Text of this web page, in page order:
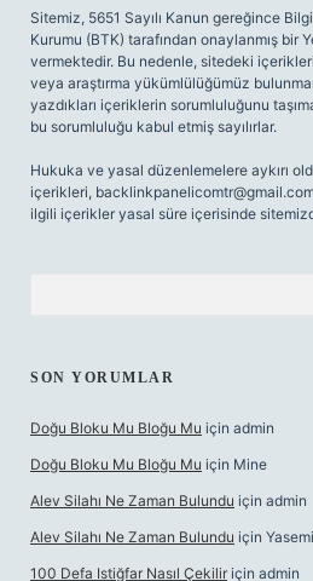
Sitemiz, 5651 Sayılı Kanun gereğince
Kurumu (BTK) tarafından onaylanmış bir
vermektedir. Bu nedenle, sitedeki
veya araştırma yükümlülüğümüz
yazdıkları içeriklerin sorumluluğunu
bu sorumluluğu kabul etmiş sayılırlar.
Hukuka ve yasal düzenlemelere aykırı
içerikleri,
ilgili içerikler yasal süre içerisinde
SON YORUMLAR
Doğu Bloku Mu Bloğu Mu için admin
Doğu Bloku Mu Bloğu Mu için Mine
Alev Silahı Ne Zaman Bulundu için admin
Alev Silahı Ne Zaman Bulundu için
100 Defa Istiğfar Nasıl Çekilir için admin